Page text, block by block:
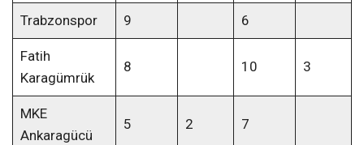
Trabzonspor 9 6
Fatih
Karagümrük
8 10 3
MKE
Ankaragücü
5 2 7